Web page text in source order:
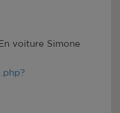
voiture Simone